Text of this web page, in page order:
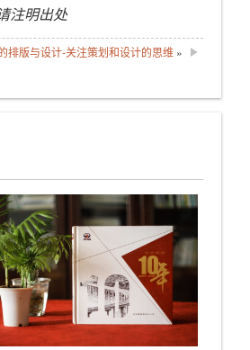
注明出处
排版与设计-关注策划和设计的思维»